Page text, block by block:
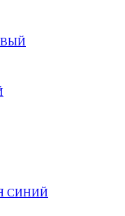
СИНИЙ